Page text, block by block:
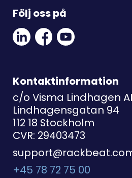
Följ oss på
Linkedin
Social
Link
Facebook
Social
Link
Youtube
Link
Kontaktinformation
c/o Visma Lindhagen
Lindhagensgatan 94
112 18 Stockholm
CVR: 29403473
+45 78 72 75 00